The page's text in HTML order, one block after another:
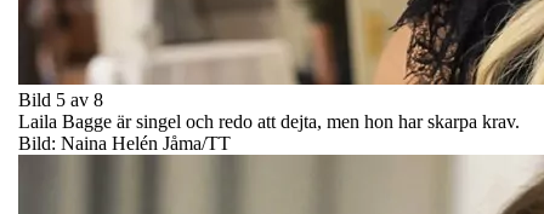
Bild 5 av 8
Laila Bagge är singel och redo att dejta, men hon har skarpa krav.
Bild: Naina Helén Jåma/TT